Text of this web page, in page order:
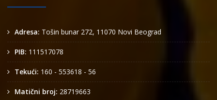
Adresa: Tošin bunar 272, 11070 Novi Beograd
PIB: 111517078
Tekući: 160 - 553618 - 56
Matični broj: 28719663